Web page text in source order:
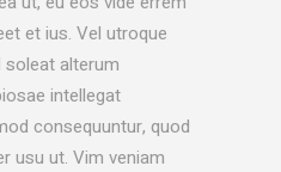
et ius. Vel utroque
alterum
intellegat
consequuntur, quod
usu ut. Vim veniam